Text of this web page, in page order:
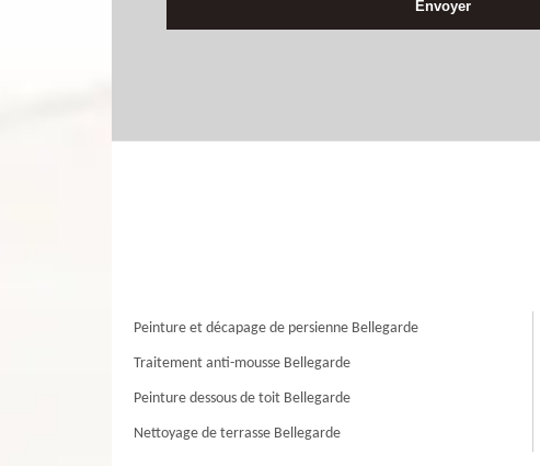
Peinture et décapage de persienne Bellegarde
Traitement anti-mousse Bellegarde
Peinture dessous de toit Bellegarde
Nettoyage de terrasse Bellegarde